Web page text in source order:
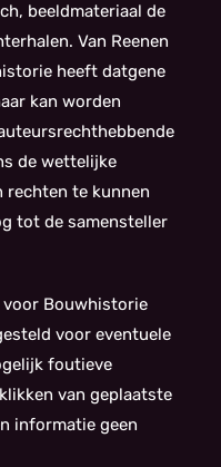
beeldmateriaal de
Van Reenen
heeft datgene
kan worden
de wettelijke
rechten te kunnen
tot de samensteller
voor Bouwhistorie
voor eventuele
foutieve
van geplaatste
informatie geen